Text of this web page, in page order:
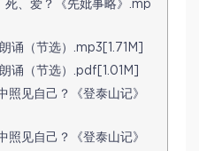
死、爱？《先妣事略》.mp
诵（节选）.mp3[1.71M]
诵（节选）.pdf[1.01M]
照见自己？《登泰山记》
照见自己？《登泰山记》